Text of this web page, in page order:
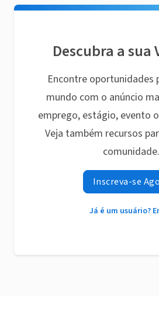
Descubra a sua
Encontre oportunidades
mundo com o anúncio
emprego, estágio, evento
Veja também recursos
comunidade.
Inscreva-se
Já é um usuário?